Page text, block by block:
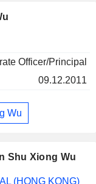
Officer/Principal
09.12.2011
Wu
Shu Xiong Wu
(HONG KONG)